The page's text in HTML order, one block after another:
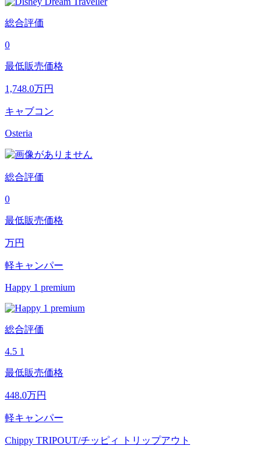
総合評価
0
最低販売価格
1,748.0万円
キャブコン
Osteria
総合評価
0
最低販売価格
万円
軽キャンパー
Happy 1 premium
総合評価
4.5 1
最低販売価格
448.0万円
軽キャンパー
Chippy TRIPOUT/チッピィ トリップアウト